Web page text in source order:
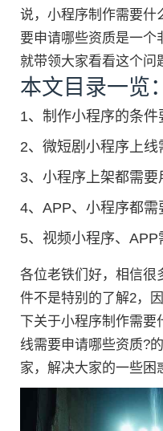
说，小程序制作需要什
要申请哪些资质是一个
就带领大家看看这个问
本文目录一览：
1、 制作小程序的条件
2、 微短剧小程序上
3、 小程序上架都需要
4、 APP、小程序都需
5、 视频小程序、
各位老铁们好，相信很
件不是特别的了解2，
下关于小程序制作需要
线需要申请哪些资质?
家，解决大家的一些困